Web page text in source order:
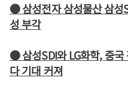
● 삼성전자 삼성물산 삼성
성 부각
● 삼성SDI와 LG화학, 중국
다 기대 커져